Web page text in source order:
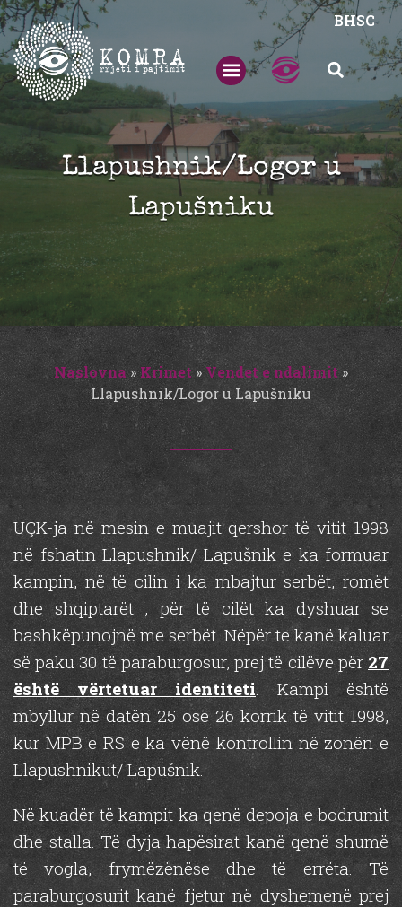
BHSC
Llapushnik/Logor u
Lapušniku
Naslovna»Krimet » Vendet e ndalimit »
Llapushnik/Logor u Lapušniku
UÇK-ja në mesin e muajit qershor të vitit 1998
në fshatin Llapushnik/ Lapušnik e ka formuar
kampin, në të cilin i ka mbajtur serbët, romët
dhe shqiptarët , për të cilët ka dyshuar se
bashkëpunojnë me serbët. Nëpër te kanë kaluar
së paku 30 të paraburgosur, prej të cilëve për27
është vërtetuar identiteti. Kampi është
mbyllur në datën 25 ose 26 korrik të vitit 1998,
kur MPB e RS e ka vënë kontrollin në zonën e
Llapushnikut/ Lapušnik.
Në kuadër të kampit ka qenë depoja e bodrumit
dhe stalla. Të dyja hapësirat kanë qenë shumë
të vogla, frymëzënëse dhe të errëta. Të
paraburgosurit kanë fjetur në dyshemenë prej